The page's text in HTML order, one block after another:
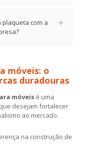
com a
móveis: o
duradouras
móveis é uma
desejam fortalecer
ao mercado.
na construção de